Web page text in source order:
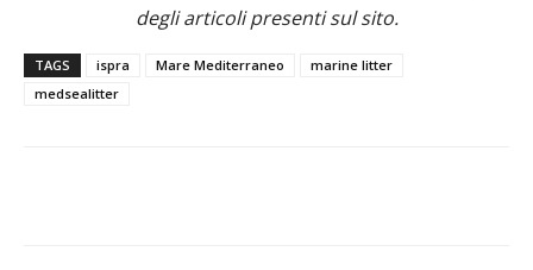
degli articoli presenti sul sito.
TAGS ispra Mare Mediterraneo
marine litter
medsealitter